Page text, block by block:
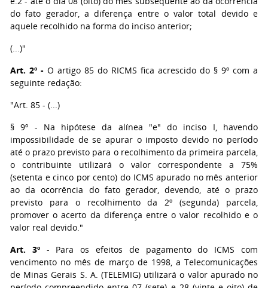
do fato gerador, a diferença entre o valor total devido e
aquele recolhido na forma do inciso anterior;
(...)"
Art. 2º - O artigo 85 do RICMS fica acrescido do § 9º com a
seguinte redação:
"Art. 85 - (...)
§ 9º - Na hipótese da alínea "e" do inciso I, havendo
impossibilidade de se apurar o imposto devido no período
até o prazo previsto para o recolhimento da primeira parcela,
o contribuinte utilizará o valor correspondente a 75%
(setenta e cinco por cento) do ICMS apurado no mês anterior
ao da ocorrência do fato gerador, devendo, até o prazo
previsto para o recolhimento da 2º (segunda) parcela,
promover o acerto da diferença entre o valor recolhido e o
valor real devido."
Art. 3º- Para os efeitos de pagamento do ICMS com
vencimento no mês de março de 1998, a Telecomunicações
de Minas Gerais S. A. (TELEMIG) utilizará o valor apurado no